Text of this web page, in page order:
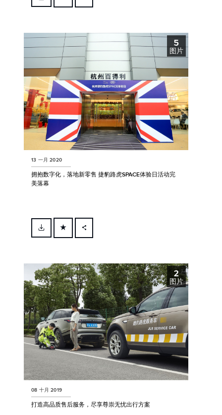
FACEBOOK
LINKEDIN 5
图片
13 一月 2020
拥抱数字化，落地新零售 捷豹路虎SPACE体验日活动完
美落幕
FACEBOOK
LINKEDIN
SHARE
2
图片
08 十月 2019
打造高品质售后服务，尽享尊崇无忧出行方案